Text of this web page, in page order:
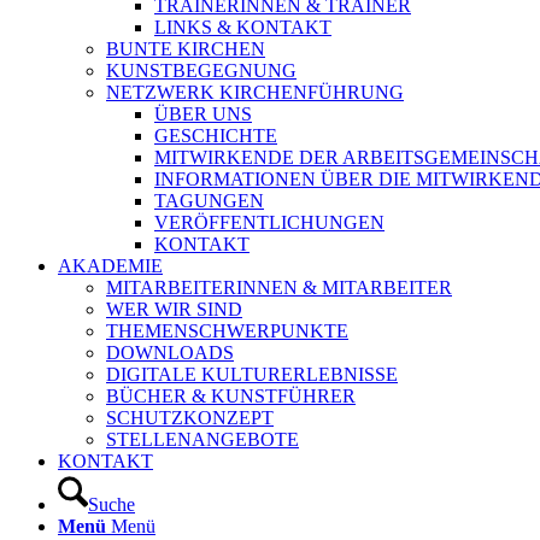
TRAINERINNEN & TRAINER
LINKS & KONTAKT
BUNTE KIRCHEN
KUNSTBEGEGNUNG
NETZWERK KIRCHENFÜHRUNG
ÜBER UNS
GESCHICHTE
MITWIRKENDE DER
INFORMATIONEN ÜBER DIE
TAGUNGEN
VERÖFFENTLICHUNGEN
KONTAKT
AKADEMIE
MITARBEITERINNEN & MITARBEITER
WER WIR SIND
THEMENSCHWERPUNKTE
DOWNLOADS
DIGITALE KULTURERLEBNISSE
BÜCHER & KUNSTFÜHRER
SCHUTZKONZEPT
STELLENANGEBOTE
KONTAKT
Suche
Menü Menü